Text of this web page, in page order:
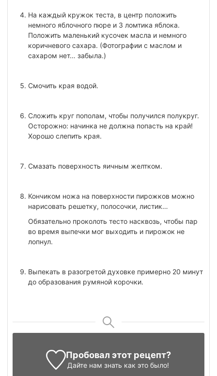
На каждый кружок теста, в центр положить
немного яблочного пюре и 3 ломтика яблока.
Положить маленький кусочек масла и немного
коричневого сахара. (Фотографии с маслом и
сахаром нет… забыла.)
Смочить края водой.
Сложить круг пополам, чтобы получился полукруг.
Осторожно: начинка не должна попасть на край!
Хорошо слепить края.
Смазать поверхность яичным желтком.
Кончиком ножа на поверхности пирожков можно
нарисовать решетку, полосочки, листик…
Обязательно проколоть тесто насквозь, чтобы пар
во время выпечки мог выходить и пирожок не
лопнул.
Выпекать в разогретой духовке примерно 20 минут
до образования румяной корочки.
Пробовал этот рецепт?
Дайте нам знать как это было!